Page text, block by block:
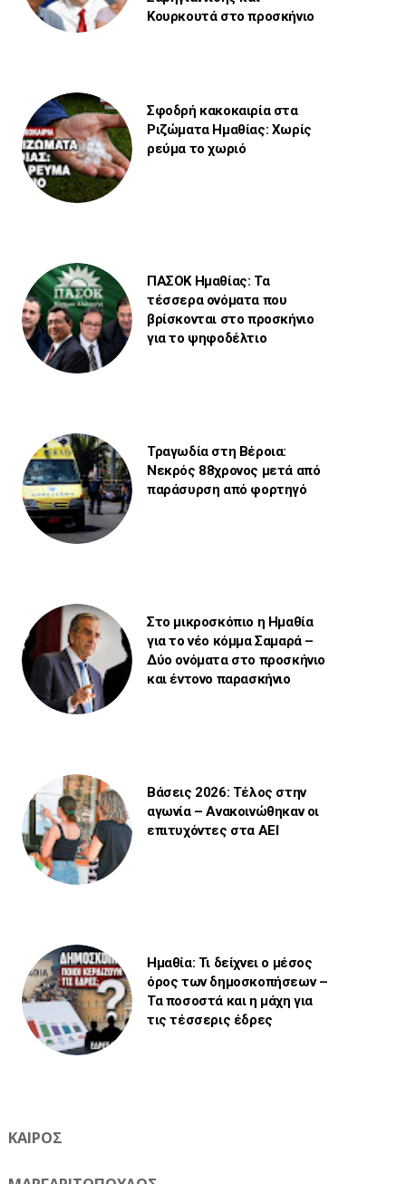
Κουρκουτά στο προσκήνιο
Σφοδρή κακοκαιρία στα
Ριζώματα Ημαθίας: Χωρίς
ρεύμα το χωριό
ΠΑΣΟΚ Ημαθίας: Τα
τέσσερα ονόματα που
βρίσκονται στο προσκήνιο
για το ψηφοδέλτιο
Τραγωδία στη Βέροια:
Νεκρός 88χρονος μετά από
παράσυρση από φορτηγό
Στο μικροσκόπιο η Ημαθία
για το νέο κόμμα Σαμαρά –
Δύο ονόματα στο προσκήνιο
και έντονο παρασκήνιο
Βάσεις 2026: Τέλος στην
αγωνία – Ανακοινώθηκαν οι
επιτυχόντες στα ΑΕΙ
Ημαθία: Τι δείχνει ο μέσος
όρος των δημοσκοπήσεων –
Τα ποσοστά και η μάχη για
τις τέσσερις έδρες
ΚΑΙΡΟΣ